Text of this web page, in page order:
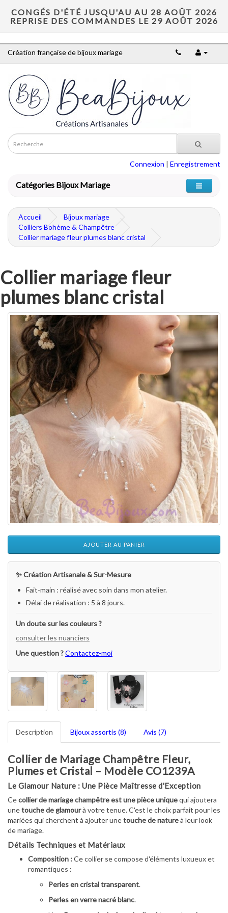
CONGÉS D'ÉTÉ JUSQU'AU AU 28 AOÛT 2026
REPRISE DES COMMANDES LE 29 AOÛT 2026
Création française de bijoux mariage
Connexion | Enregistrement
Catégories Bijoux Mariage
Accueil
Bijoux mariage
Colliers Bohème & Champêtre
Collier mariage fleur plumes blanc cristal
Collier mariage fleur
plumes blanc cristal
AJOUTER AU PANIER
✨ Création Artisanale & Sur-Mesure
Fait-main : réalisé avec soin dans mon atelier.
Délai de réalisation : 5 à 8 jours.
Un doute sur les couleurs ?
consulter les nuanciers
Une question ?Contactez-moi
Description Bijoux assortis (8) Avis (7)
Collier de Mariage Champêtre Fleur,
Plumes et Cristal – Modèle CO1239A
Le Glamour Nature : Une Pièce Maîtresse d'Exception
Cecollier de mariage champêtre est une pièce uniquequi ajoutera
unetouche de glamourà votre tenue. C'est le choix parfait pour les
mariées qui cherchent à ajouter unetouche de natureà leur look
de mariage.
Détails Techniques et Matériaux
Composition :Ce collier se compose d'éléments luxueux et
romantiques :
Perles en cristal transparent.
Perles en verre nacré blanc.